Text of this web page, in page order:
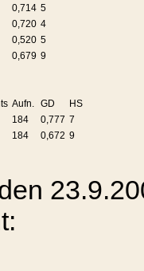
0,714 5
0,720 4
0,520 5
0,679 9
Aufn. GD
HS
184 0,777 7
184 0,672 9